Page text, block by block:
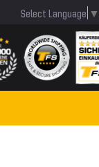
Select Language ▼